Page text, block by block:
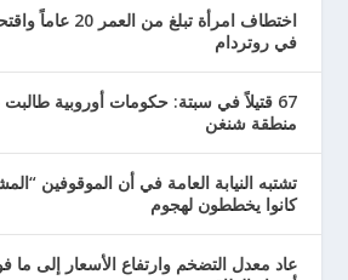
اختطاف امرأة تبلغ
في روتردام
67 قتيلاً في سبتة: حكومات أوروبية طالبت
منطقة شنغن
تشتبه النيابة العامة في أن الموقوفين
كانوا يخططون لهجوم